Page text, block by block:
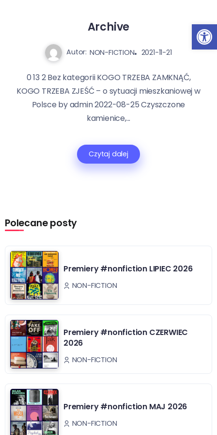
Archive
Autor: NON-FICTION 2021-11-21
0 13 2 Bez kategorii KOGO TRZEBA ZAMKNĄĆ,
KOGO TRZEBA ZJEŚĆ – o sytuacji mieszkaniowej w
Polsce by admin 2022-08-25 Czyszczone
kamienice,...
Czytaj dalej
Polecane posty
Premiery #nonfiction LIPIEC 2026
NON-FICTION
Premiery #nonfiction CZERWIEC
2026
NON-FICTION
Premiery #nonfiction MAJ 2026
NON-FICTION